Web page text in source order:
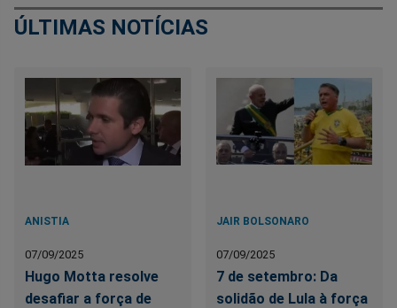
ÚLTIMAS NOTÍCIAS
ANISTIA
07/09/2025
Hugo Motta resolve
desafiar a força de
JAIR BOLSONARO
07/09/2025
7 de setembro: Da
solidão de Lula à força